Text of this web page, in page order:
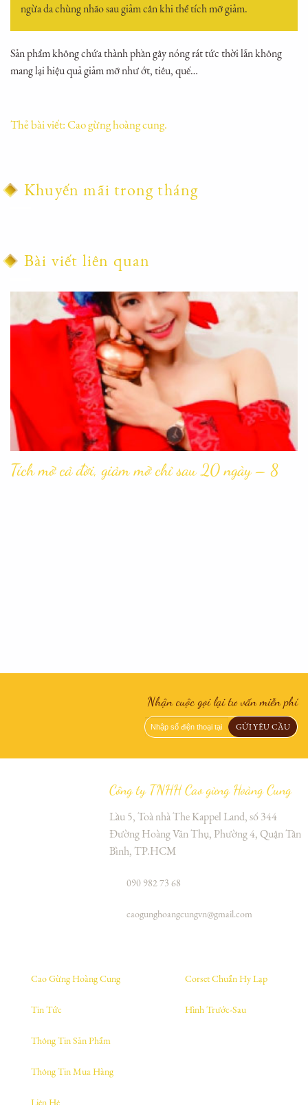
ngừa da chùng nhão sau giảm cân khi thể tích mỡ giảm.
Sản phẩm không chứa thành phần gây nóng rát tức thời lẫn không
mang lại hiệu quả giảm mỡ như ớt, tiêu, quế…
Thẻ bài viết:Cao gừng hoàng cung.
Khuyến mãi trong tháng
Bài viết liên quan
Tích mỡ cả đời, giảm mỡ chỉ sau 20 ngày – 8
Nhận cuộc gọi lại tư vấn miễn phí
Công ty TNHH Cao gừng Hoàng Cung
Lầu 5, Toà nhà The Kappel Land, số 344
Đường Hoàng Văn Thụ, Phường 4, Quận Tân
Bình, TP.HCM
090 982 73 68
caogunghoangcungvn@gmail.com
Cao Gừng Hoàng Cung
Tin Tức
Thông Tin Sản Phẩm
Thông Tin Mua Hàng
Liên Hệ
Corset Chuẩn Hy Lạp
Hình Trước-Sau